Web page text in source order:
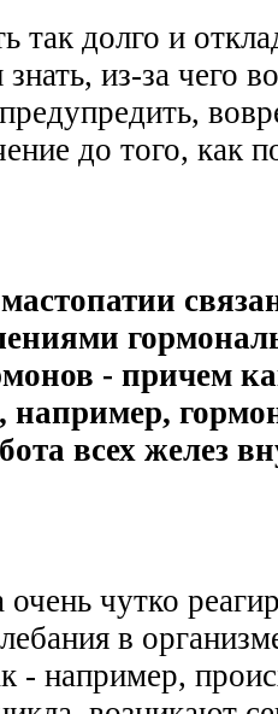
так долго и
из-за чего
до того, как
- причем
например,
всех желез
чутко
в
- например,